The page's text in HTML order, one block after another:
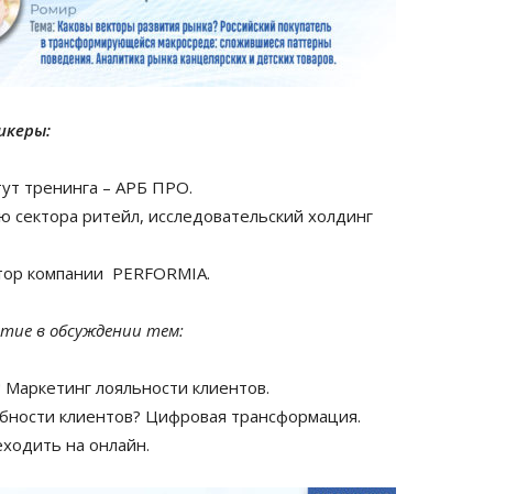
тренинга – АРБ ПРО.
ритейл, исследовательский холдинг
компании PERFORMIA.
в обсуждении тем:
лояльности клиентов.
клиентов? Цифровая трансформация.
на онлайн.